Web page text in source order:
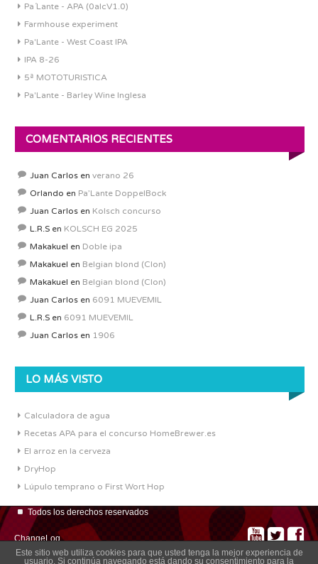
Pa´Lante - APA (0alcV1.0)
Farmhouse experiment
Pa'Lante - West Coast IPA
IPA 8-26
5ª MOTOTURISTICA
Pa'Lante - Barley Wine Inglesa
COMENTARIOS RECIENTES
Juan Carlos en verano 26
Orlando en Pa’Lante DoppelBock
Juan Carlos en Kolsch concurso
L.R.S en KOLSCH EG 2025
Makakuel en Doble ipa
Makakuel en Belgian blond (Clon)
Makakuel en Belgian blond (Clon)
Juan Carlos en 6091 MUEVEMIL
L.R.S en 6091 MUEVEMIL
Juan Carlos en 1906
LO MÁS VISTO
Calculadora de agua
Recetas APA para el concurso HomeBrewer.es
El arroz en la cerveza
DryHop
Lúpulo temprano o First Wort Hop
Todos los derechos reservados
ChangeLog
Este sitio web utiliza cookies para que usted tenga la mejor experiencia de
usuario. Si continúa navegando está dando su consentimiento para la